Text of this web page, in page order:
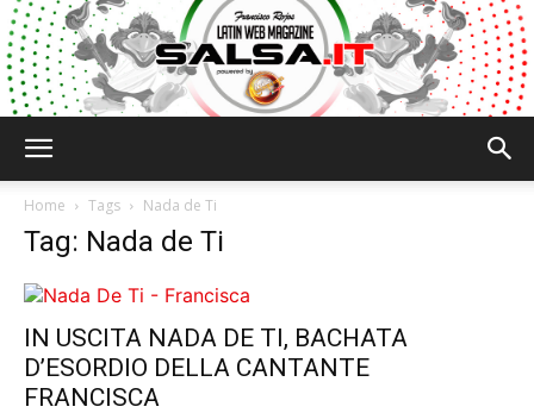
Home Tags Nada de Ti
Tag: Nada de Ti
IN USCITA NADA DE TI, BACHATA
D’ESORDIO DELLA CANTANTE
FRANCISCA